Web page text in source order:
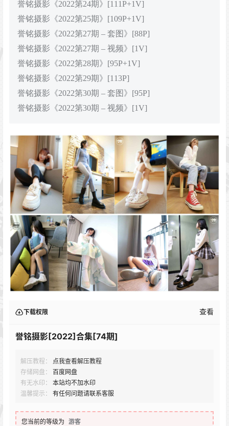
誉铭摄影《2022第24期》[111P+1V]
誉铭摄影《2022第25期》[109P+1V]
誉铭摄影《2022第27期 – 套图》[88P]
誉铭摄影《2022第27期 – 视频》[1V]
誉铭摄影《2022第28期》[95P+1V]
誉铭摄影《2022第29期》[113P]
誉铭摄影《2022第30期 – 套图》[95P]
誉铭摄影《2022第30期 – 视频》[1V]
下载权限 查看
誉铭摄影[2022]合集[74期]
解压教程：
点我查看解压教程
存储网盘：
百度网盘
有无水印：
本站均不加水印
温馨提示：
有任何问题请联系客服
您当前的等级为 游客